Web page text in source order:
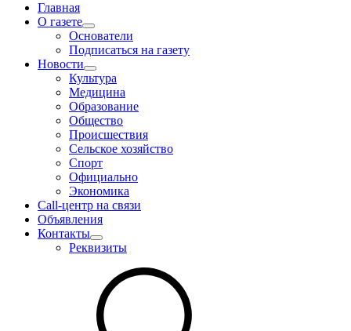
Главная
О газете
Основатели
Подписаться на газету
Новости
Культура
Медицина
Образование
Общество
Происшествия
Сельское хозяйство
Спорт
Официально
Экономика
Call-центр на связи
Объявления
Контакты
Реквизиты